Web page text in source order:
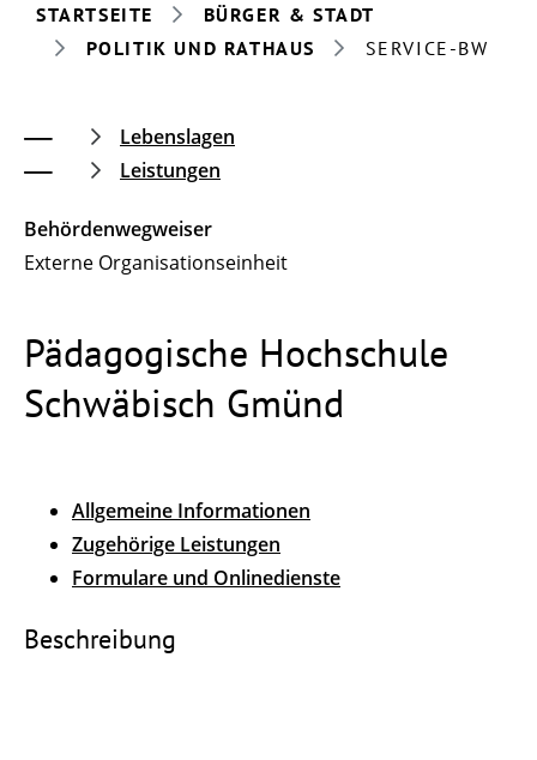
STARTSEITE
BÜRGER & STADT
POLITIK UND RATHAUS
SERVICE-BW
Lebenslagen
Leistungen
Behördenwegweiser
Externe Organisationseinheit
Pädagogische Hochschule
Schwäbisch Gmünd
Allgemeine Informationen
Zugehörige Leistungen
Formulare und Onlinedienste
Beschreibung